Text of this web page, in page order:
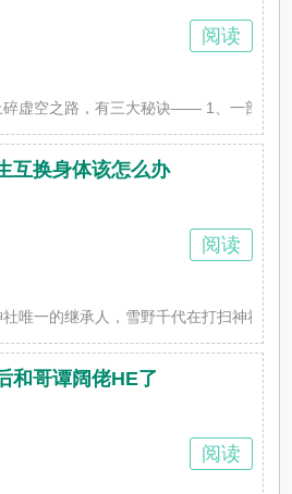
碎虚空之路，有三大秘诀—— 1、一部名
阅读
互换身体该怎么办
唯一的继承人，雪野千代在打扫神社的
阅读
和哥谭阔佬HE了
阅读